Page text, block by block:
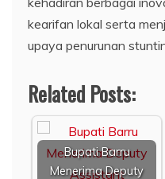
kearifan lokal serta
upaya penurunan
Related Posts:
Bupati Barru
Menerima Deputy